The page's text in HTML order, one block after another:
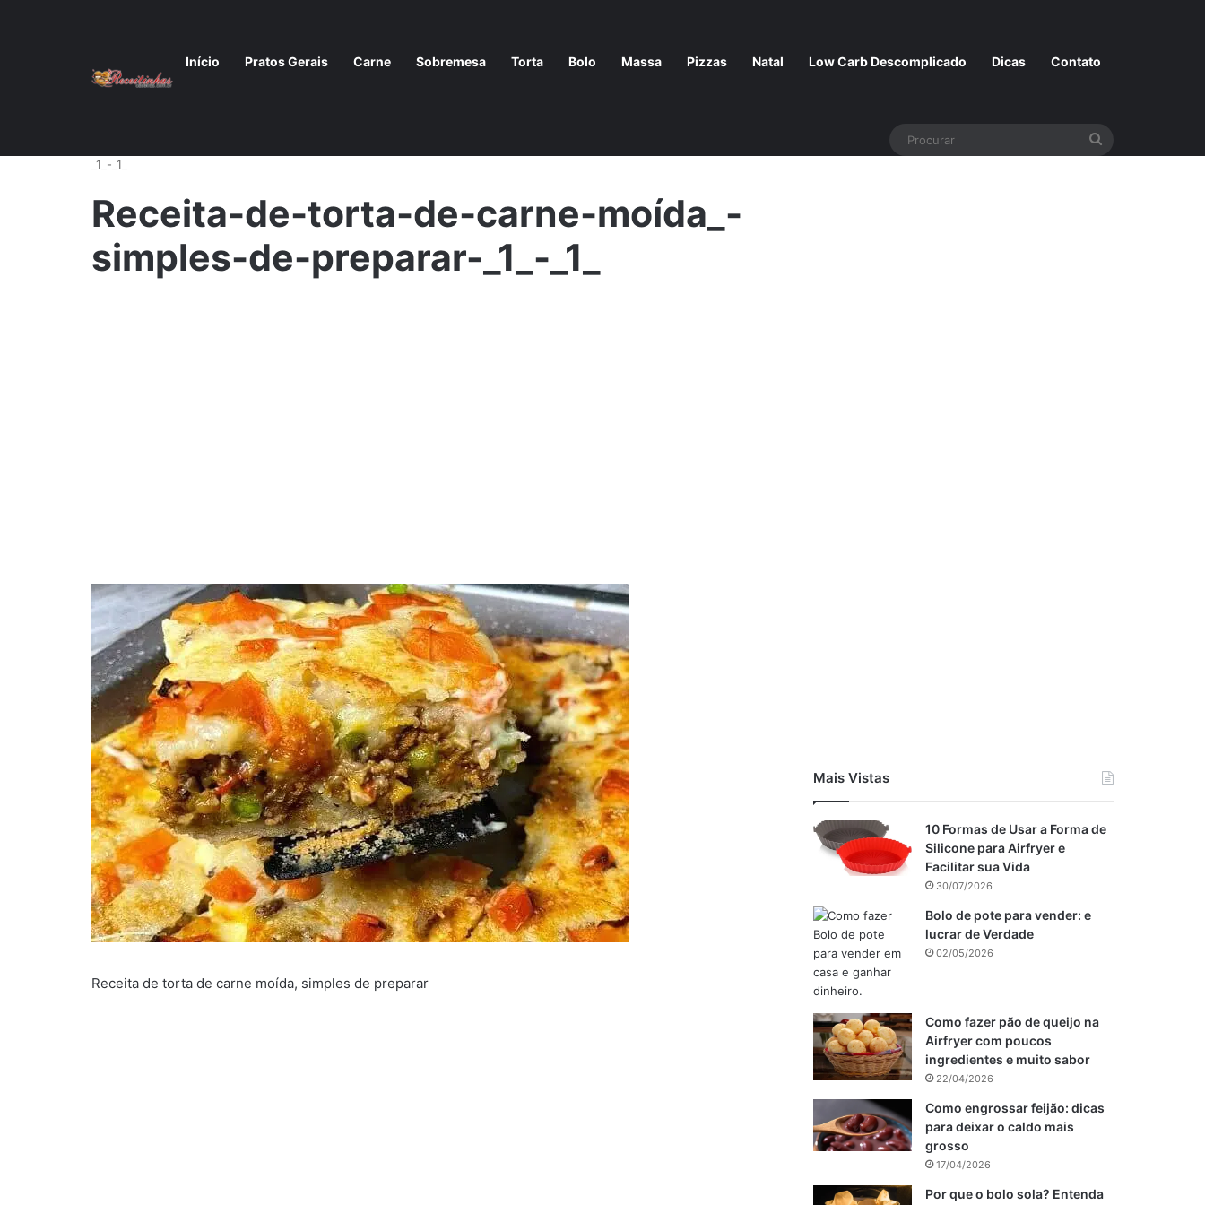
Início Pratos Gerais Carne Sobremesa Torta Bolo Massa Pizzas Natal Low Carb Descomplicado Dicas Contato
_1_-_1_
Receita-de-torta-de-carne-moída_-
simples-de-preparar-_1_-_1_
Receita de torta de carne moída, simples de preparar
Mais Vistas
10 Formas de Usar a Forma de
Silicone para Airfryer e
Facilitar sua Vida
30/07/2026
Bolo de pote para vender: e
lucrar de Verdade
02/05/2026
Como fazer pão de queijo na
Airfryer com poucos
ingredientes e muito sabor
22/04/2026
Como engrossar feijão: dicas
para deixar o caldo mais
grosso
17/04/2026
Por que o bolo sola? Entenda